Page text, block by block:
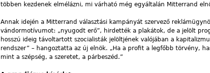
többen kezdenek elmélázni, mi várható még egyáltalán Mitterrand
Annak idején a Mitterrand választási kampányát szervező
vándormotívumot: „nyugodt erő”, hirdették a plakátok, de a jelölt
hosszú ideig távoltartott szocialisták jelöltjének valójában a
rendszer” – hangoztatta az új elnök. „Ha a profit a legfőbb törvény,
mint a szépség, a szeretet, a párbeszéd.”